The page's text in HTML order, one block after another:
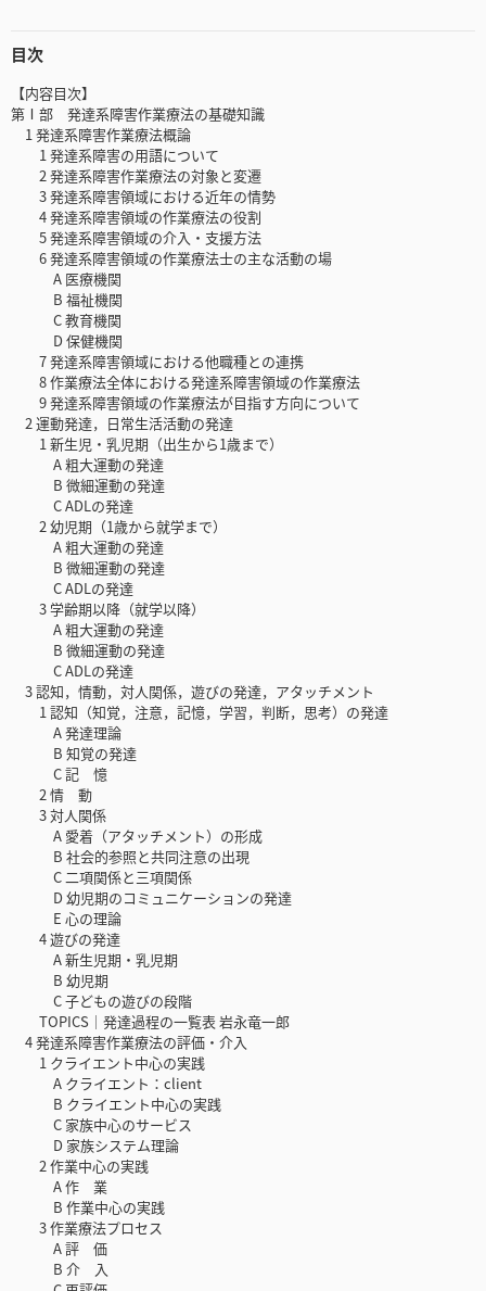
目次
【内容目次】
第Ⅰ部 発達系障害作業療法の基礎知識
1 発達系障害作業療法概論
1 発達系障害の用語について
2 発達系障害作業療法の対象と変遷
3 発達系障害領域における近年の情勢
4 発達系障害領域の作業療法の役割
5 発達系障害領域の介入・支援方法
6 発達系障害領域の作業療法士の主な活動の場
A 医療機関
B 福祉機関
C 教育機関
D 保健機関
7 発達系障害領域における他職種との連携
8 作業療法全体における発達系障害領域の作業療法
9 発達系障害領域の作業療法が目指す方向について
2 運動発達，日常生活活動の発達
1 新生児・乳児期（出生から1歳まで）
A 粗大運動の発達
B 微細運動の発達
C ADLの発達
2 幼児期（1歳から就学まで）
A 粗大運動の発達
B 微細運動の発達
C ADLの発達
3 学齢期以降（就学以降）
A 粗大運動の発達
B 微細運動の発達
C ADLの発達
3 認知，情動，対人関係，遊びの発達，アタッチメント
1 認知（知覚，注意，記憶，学習，判断，思考）の発達
A 発達理論
B 知覚の発達
C 記 憶
2 情 動
3 対人関係
A 愛着（アタッチメント）の形成
B 社会的参照と共同注意の出現
C 二項関係と三項関係
D 幼児期のコミュニケーションの発達
E 心の理論
4 遊びの発達
A 新生児期・乳児期
B 幼児期
C 子どもの遊びの段階
TOPICS｜発達過程の一覧表 岩永竜一郎
4 発達系障害作業療法の評価・介入
1 クライエント中心の実践
A クライエント：client
B クライエント中心の実践
C 家族中心のサービス
D 家族システム理論
2 作業中心の実践
A 作 業
B 作業中心の実践
3 作業療法プロセス
A 評 価
B 介 入